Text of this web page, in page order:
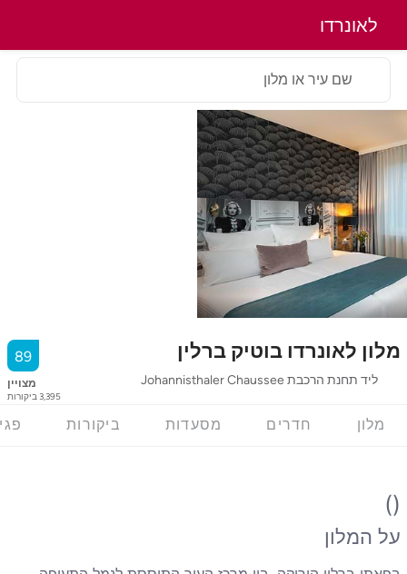
לאונרדו
מלון לאונרדו בוטיק ברלין
ליד תחנת הרכבת Johannisthaler Chaussee
89
מצויין
3,395 ביקורות
שם עיר או מלון
מלון חדרים מסעדות ביקורות
()
על המלון